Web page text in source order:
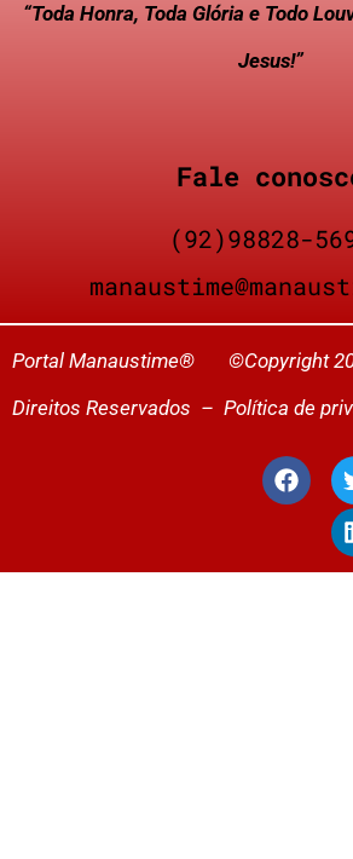
“Toda Honra, Toda Glória e Todo
Jesus!”
Fale
(92)98828-
Portal Manaustime® ©Copyright
Direitos Reservados – Política de